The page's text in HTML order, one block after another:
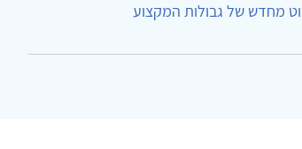
מחדש של גבולות המקצוע